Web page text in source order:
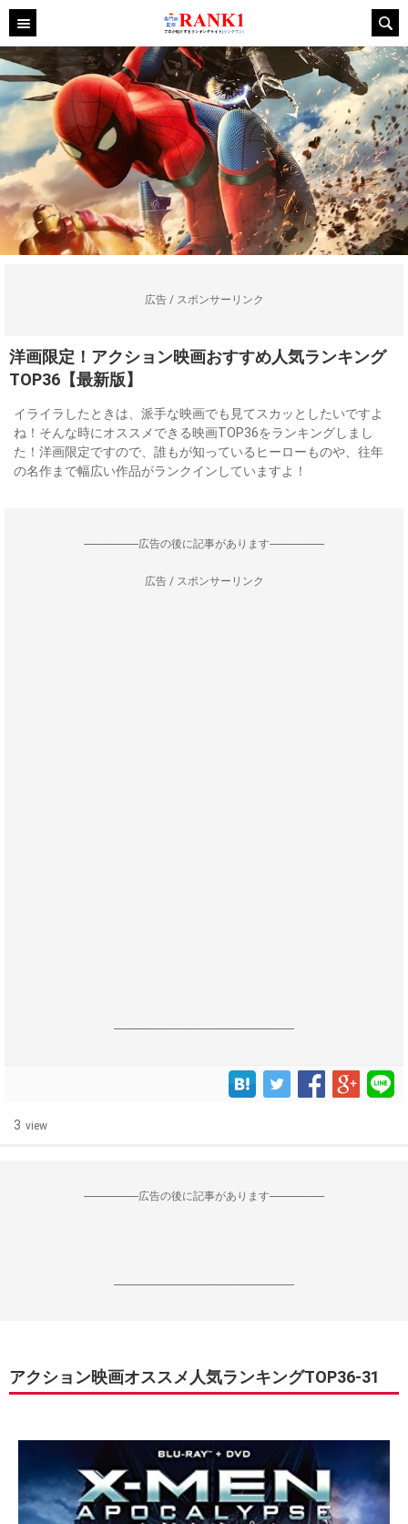
広告 / スポンサーリンク
洋画限定！アクション映画おすすめ人気ランキング
TOP36【最新版】
イライラしたときは、派手な映画でも見てスカッとしたいですよ
ね！そんな時にオススメできる映画TOP36をランキングしまし
た！洋画限定ですので、誰もが知っているヒーローものや、往年
の名作まで幅広い作品がランクインしていますよ！
--------------------広告の後に記事があります--------------------
広告 / スポンサーリンク
------------------------------------------------------------------
3 view
--------------------広告の後に記事があります--------------------
------------------------------------------------------------------
アクション映画オススメ人気ランキングTOP36-31